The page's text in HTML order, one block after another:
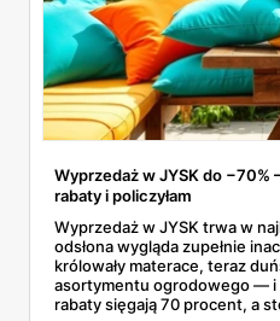
Wyprzedaż w JYSK do −70%
rabaty i policzyłam
Wyprzedaż w JYSK trwa w
odsłona wygląda zupełnie
królowały materace, teraz
asortymentu ogrodowego — i
rabaty sięgają 70 procent, a